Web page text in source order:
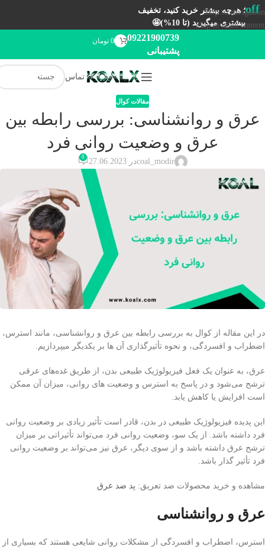
Skip to navigation
Skip to main content
off؛ هرچه بیشتر خرید کنید، تخفیف
بیشتری میگیرید (تا 10%)🤩
09221900739
پشتیبانی
0 تومان
تماس
مقالات کوال
عرق و روانشناسی: بررسی رابطه بین
عرق و وضعیت روانی فرد
coal_modirدر 27.06.2023 0
در این مقاله از کوال به بررسی رابطه بین عرق و روانشناسی، مانند استرس،
اضطراب و افسردگی، و نحوه تأثیرگذاری آن ها بر یکدیگر میپردازیم.
عرق، به عنوان یک فعل فیزیولوژیک طبیعی بدن، از طریق غده‌های عرقی
ترشح می‌شود و در پاسخ به استرس و وضعیت های روانی، میزان آن ممکن
است افزایش یا کاهش یابد.
این پدیده فیزیولوژیک طبیعی در بدن، قادر است تأثیر زیادی بر وضعیت روانی
فرد داشته باشد. از یک سو، وضعیت روانی فرد می‌تواند تأثیراتی بر میزان
ترشح عرق داشته باشد و از سوی دیگر، عرق نیز می‌تواند بر وضعیت روانی
فرد تأثیر گذار باشد.
مشاهده و خرید محصولات ضد تعریق: پد ضد عرق
عرق و روانشناسی
استرس، اضطراب و افسردگی از مشکلات روانی شایعی هستند که بسیاری از